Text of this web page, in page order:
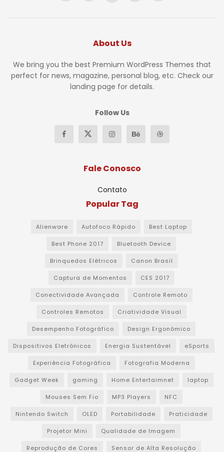
About Us
We bring you the best Premium WordPress Themes that
perfect for news, magazine, personal blog, etc. Check our
landing page for details.
Follow Us
Fale Conosco
Contato
Popular Tag
Alienware Autofoco Rápido Best Laptop
Best Phone 2017 Bluetooth Device
Brinquedos Elétricos Canon Brasil
Captura de Momentos CES 2017
Conectividade Avançada Controle Remoto
Controles Remotos Criatividade Visual
Desempenho Fotográfico Design Ergonômico
Dispositivos Eletrônicos Energia Sustentável eSports
Experiência Fotográfica Fotografia Moderna
Gadget Week gaming Home Entertaimnet laptop
Mouses Sem Fio MP3 Players NFC
Nintendo Switch OLED Portabilidade Praticidade
Projetor Mini Qualidade de Imagem
Reprodução de Cores Sensor de Alta Resolução